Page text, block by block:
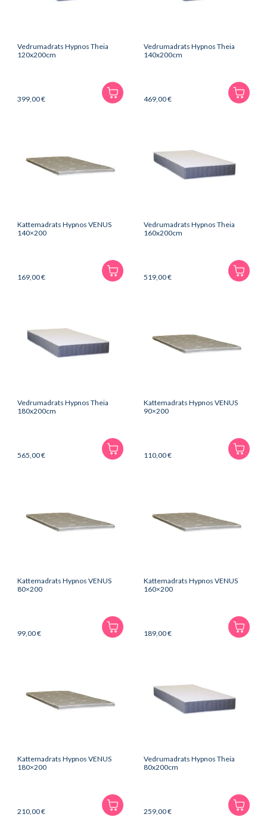
Vedrumadrats Hypnos Theia
120x200cm
399,00€
Vedrumadrats Hypnos Theia
140x200cm
469,00€
Kattemadrats Hypnos VENUS
140×200
169,00€
Vedrumadrats Hypnos Theia
160x200cm
519,00€
Vedrumadrats Hypnos Theia
180x200cm
565,00€
Kattemadrats Hypnos VENUS
90×200
110,00€
Kattemadrats Hypnos VENUS
80×200
99,00€
Kattemadrats Hypnos VENUS
160×200
189,00€
Kattemadrats Hypnos VENUS
180×200
210,00€
Vedrumadrats Hypnos Theia
80x200cm
259,00€